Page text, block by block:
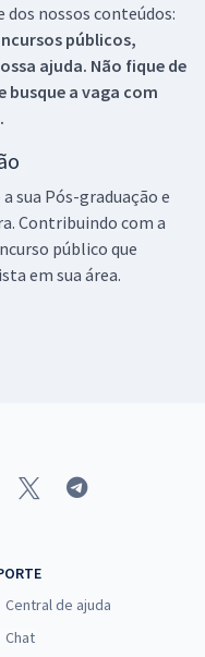
nossos conteúdos:
públicos,
ajuda. Não fique de
busque a vaga com
sua Pós-graduação e
Contribuindo com a
público que
em sua área.
Central de ajuda
Chat